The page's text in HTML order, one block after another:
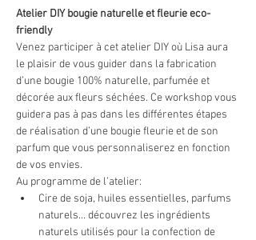
Atelier DIY bougie naturelle et fleurie eco-
friendly
Venez participer à cet atelier DIY où Lisa aura
le plaisir de vous guider dans la fabrication
d’une bougie 100% naturelle, parfumée et
décorée aux fleurs séchées. Ce workshop vous
guidera pas à pas dans les différentes étapes
de réalisation d’une bougie fleurie et de son
parfum que vous personnaliserez en fonction
de vos envies.
Au programme de l’atelier:
Cire de soja, huiles essentielles, parfums
naturels... découvrez les ingrédients
naturels utilisés pour la confection de